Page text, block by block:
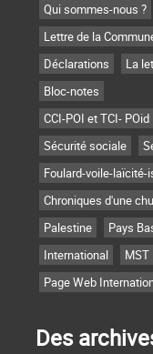
Qui sommes-nous ?
Lettre de la
Déclarations
La
Bloc-notes
CCI-POI et TCI- POid
Sécurité sociale
Foulard-voile-laïcité-
Chroniques d'une
Palestine
Pays
International
MST
Page Web
Des